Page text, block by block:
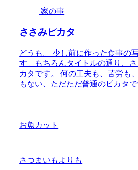
家の事
ささみピカタ
どうも。 少し前に作った食事の
す。もちろんタイトルの通り、
カタです。 何の工夫も、苦労も
もない、ただただ普通のピカタで
お魚カット
さつまいもよりも